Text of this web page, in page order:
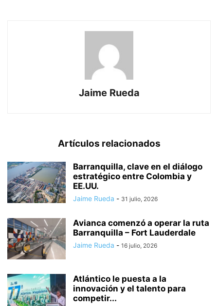
Jaime Rueda
Artículos relacionados
Barranquilla, clave en el diálogo
estratégico entre Colombia y
EE.UU.
Jaime Rueda - 31 julio, 2026
Avianca comenzó a operar la ruta
Barranquilla – Fort Lauderdale
Jaime Rueda - 16 julio, 2026
Atlántico le puesta a la
innovación y el talento para
competir...